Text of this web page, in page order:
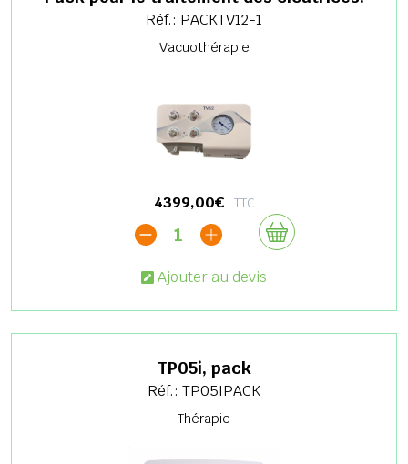
Réf.: PACKTV12-1
Vacuothérapie
4399,00€ TTC
1
Ajouter au devis
TP05i, pack
Réf.: TP05IPACK
Thérapie